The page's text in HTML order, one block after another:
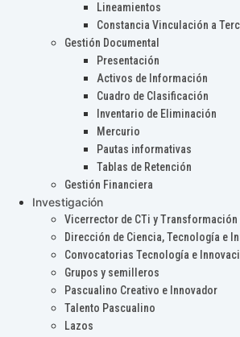
Lineamientos
Constancia Vinculación a
Gestión Documental
Presentación
Activos de Información
Cuadro de Clasificación
Inventario de Eliminación
Mercurio
Pautas informativas
Tablas de Retención
Gestión Financiera
Investigación
Vicerrector de CTi y Transformación
Dirección de Ciencia, Tecnología e
Convocatorias Tecnología e
Grupos y semilleros
Pascualino Creativo e Innovador
Talento Pascualino
Lazos